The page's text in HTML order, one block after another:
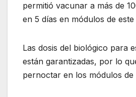
permitió vacunar a más de
en 5 días en módulos de este
Las dosis del biológico para
están garantizadas, por lo
pernoctar en los módulos de